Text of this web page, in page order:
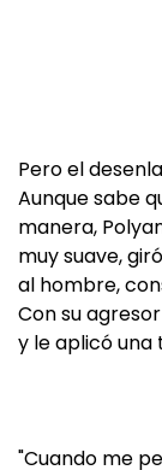
Pero el
Aunque sabe
manera,
muy suave,
al hombre,
Con su
y le aplicó una
"Cuando me